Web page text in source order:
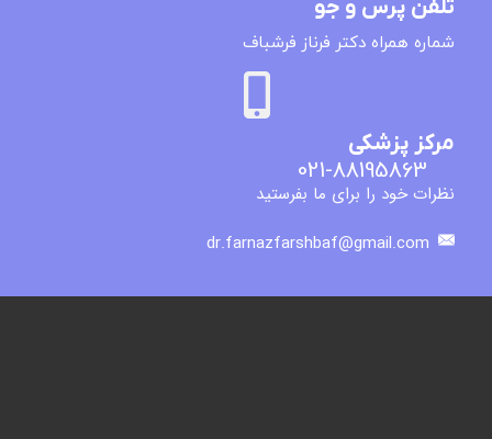
تلفن پرس و جو
​شماره همراه دکتر فرناز فرشباف
021-88195863
مرکز پزشکی
نظرات خود را برای ما بفرستید
dr.farnazfarshbaf@gmail.com